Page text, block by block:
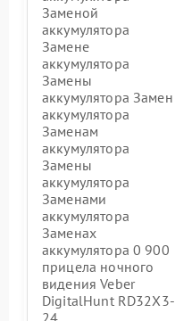
Заменой
аккумулятора
Замене
аккумулятора
Замены
аккумулятора Замен
аккумулятора
Заменам
аккумулятора
Замены
аккумулятора
Заменами
аккумулятора
Заменах
аккумулятора 0 900
прицела ночного
видения Veber
DigitalHunt RD32X3-
24